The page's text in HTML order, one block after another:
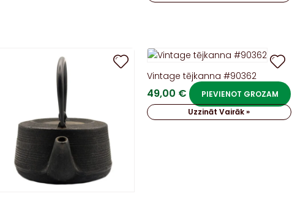
Vintage tējkanna #90362
49,00 €
PIEVIENOT GROZAM
Uzzināt Vairāk »